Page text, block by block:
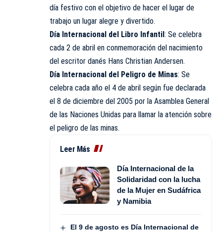
día festivo con el objetivo de hacer el lugar de
trabajo un lugar alegre y divertido.
Día Internacional del Libro Infantil : Se celebra
cada 2 de abril en conmemoración del nacimiento
del escritor danés Hans Christian Andersen.
Día Internacional del Peligro de Minas: Se
celebra cada año el 4 de abril según fue declarada
el 8 de diciembre del 2005 por la Asamblea General
de las Naciones Unidas para llamar la atención sobre
el peligro de las minas.
Leer Más
Día Internacional de la
Solidaridad con la lucha
de la Mujer en Sudáfrica
y Namibia
El 9 de agosto es Día Internacional de